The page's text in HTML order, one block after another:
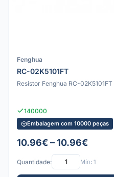
Fenghua
RC-02K5101FT
Resistor Fenghua RC-
140000
Embalagem com 10000 peças
10.96€ – 10.96€
Quantidade: Mín: 1